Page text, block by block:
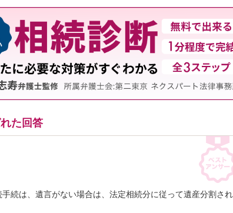
た回答
続は、遺言がない場合は、法定相続分に従って遺産分割さ